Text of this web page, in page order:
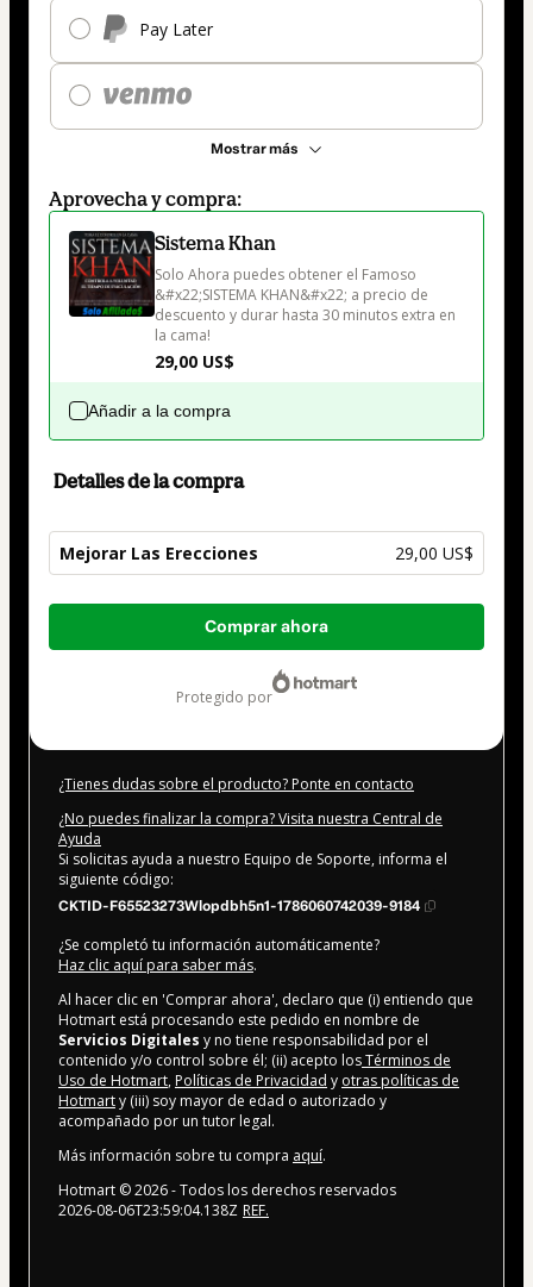
Pay Later
Mostrar más
Aprovecha y compra:
Sistema Khan
Solo Ahora puedes obtener el Famoso
&#x22;SISTEMA KHAN&#x22; a precio de
descuento y durar hasta 30 minutos extra en
la cama!
29,00 US$
Añadir a la compra
Detalles de la compra
Mejorar Las Erecciones 29,00 US$
Total
29,00 US$
Comprar ahora
protegido por
¿Tienes dudas sobre el producto? Ponte en contacto
¿No puedes finalizar la compra? Visita nuestra Central de
Ayuda
Si solicitas ayuda a nuestro Equipo de Soporte, informa el
siguiente código:
CKTID-F65523273Wlopdbh5n1-1786060742039-9184
¿Se completó tu información automáticamente?
Haz clic aquí para saber más.
Al hacer clic en 'Comprar ahora', declaro que (i) entiendo que
Hotmart está procesando este pedido en nombre de
Servicios Digitales y no tiene responsabilidad por el
contenido y/o control sobre él; (ii) acepto losTérminos de
Uso de Hotmart, Políticas de Privacidad y otras políticas de
Hotmarty (iii) soy mayor de edad o autorizado y
acompañado por un tutor legal.
Más información sobre tu compra aquí.
Hotmart ©2026- Todos los derechos reservados
2026-08-06T23:59:04.138Z REF.